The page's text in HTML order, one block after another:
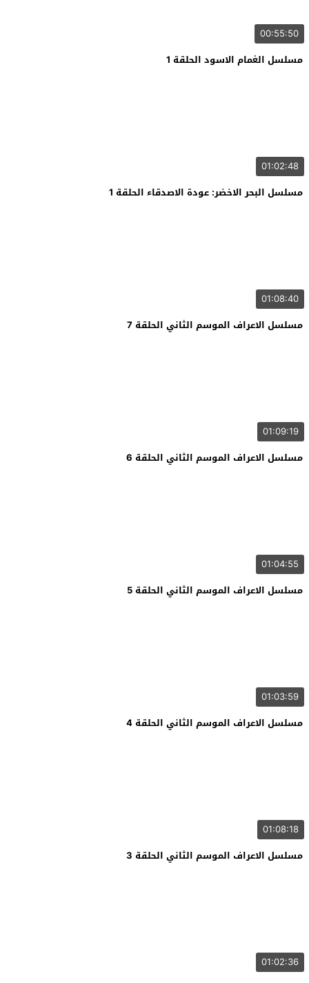
00:55:50
مسلسل الغمام الاسود الحلقة 1
01:02:48
مسلسل البحر الاخضر: عودة الاصدقاء الحلقة 1
01:08:40
مسلسل الاعراف الموسم الثاني الحلقة 7
01:09:19
مسلسل الاعراف الموسم الثاني الحلقة 6
01:04:55
مسلسل الاعراف الموسم الثاني الحلقة 5
01:03:59
مسلسل الاعراف الموسم الثاني الحلقة 4
01:08:18
مسلسل الاعراف الموسم الثاني الحلقة 3
01:02:36